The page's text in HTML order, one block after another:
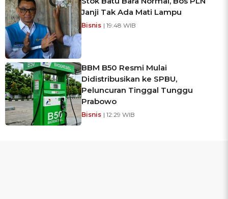
Janji Tak Ada Mati Lampu
Bisnis | 19:48 WIB
BBM B50 Resmi Mulai
Didistribusikan ke SPBU,
Peluncuran Tinggal Tunggu
Prabowo
Bisnis | 12:29 WIB